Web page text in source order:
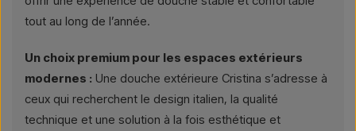
tout au long de l’année.
Un choix premium pour les espaces extérieurs
modernes : Une douche extérieure Cristina s’adresse à
ceux qui recherchent le design italien, la qualité
technique et une solution à la fois esthétique et